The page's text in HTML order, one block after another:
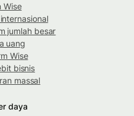
Wise
jumlah besar
uang
Wise
bisnis
massal
daya